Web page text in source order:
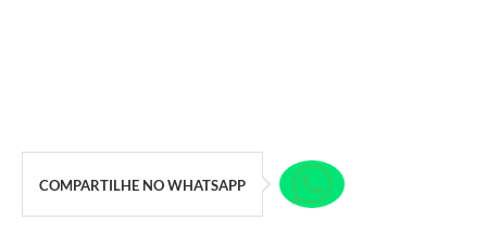
COMPARTILHE NO WHATSAPP